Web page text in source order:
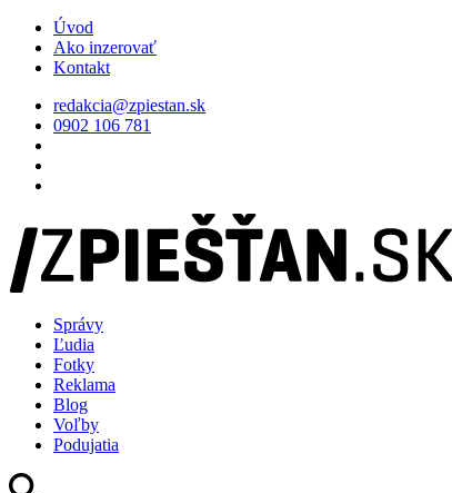
Úvod
Ako inzerovať
Kontakt
redakcia@zpiestan.sk
0902 106 781
Správy
Ľudia
Fotky
Reklama
Blog
Voľby
Podujatia